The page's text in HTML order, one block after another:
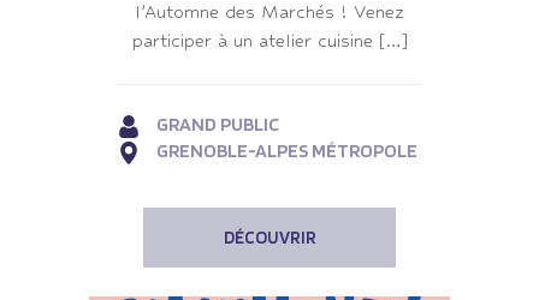
l’Automne des Marchés ! Venez
participer à un atelier cuisine […]
GRAND PUBLIC
GRENOBLE-ALPES MÉTROPOLE
DÉCOUVRIR